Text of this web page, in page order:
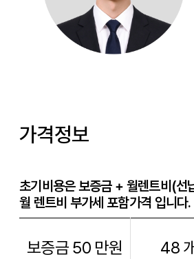
가격정보
초기비용은 보증금 + 월렌트비(선
월 렌트비 부가세 포함가격 입니다.
보증금 50 만원 48